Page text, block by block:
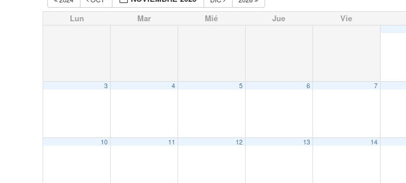
Lun Mar Mié Jue Vie
3 4 5 6 7
10 11 12 13 14